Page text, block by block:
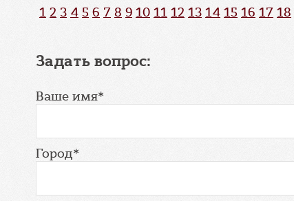
1 2 3 4 5 6 7 8 9 10 11 12 13 14 15 16 17 18
Задать вопрос:
Ваше имя*
Город*